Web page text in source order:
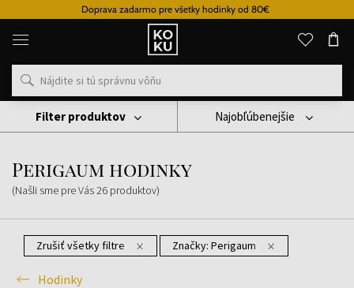
Doprava zadarmo pre všetky hodinky od 80€
Originálne
parfémy
hodinky
na
mieste
Hodinky
Perigaum Hodinky
Perigaum hodinky
(Našli sme pre Vás26 produktov)
Najobľúbenejšie
Zrušiť všetky filtre Značky: Perigaum
Hodinky
Filter produktov